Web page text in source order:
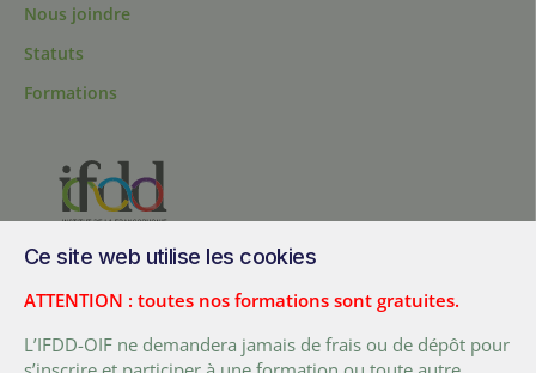
Nous joindre
Statuts
Formations
Canada
Tél. :+ (1) 418 692 5727
Fax :+ (1) 418 692 5644
Ce site web utilise les cookies
ATTENTION : toutes nos formations sont gratuites.
L’IFDD-OIF ne demandera jamais de frais ou de dépôt pour